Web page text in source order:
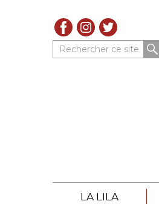
Rechercher ce site
LA LILA